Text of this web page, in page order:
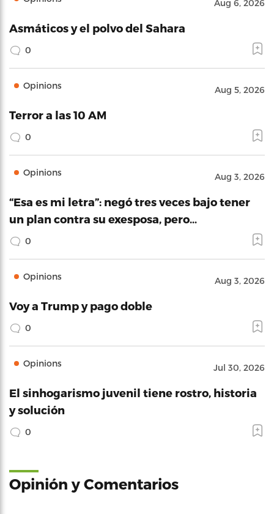
Aug 6, 2026
Asmáticos y el polvo del Sahara
0
Opinions Aug 5, 2026
Terror a las 10 AM
0
Opinions Aug 3, 2026
“Esa es mi letra”: negó tres veces bajo tener
un plan contra su exesposa, pero…
0
Opinions Aug 3, 2026
Voy a Trump y pago doble
0
Opinions Jul 30, 2026
El sinhogarismo juvenil tiene rostro, historia
y solución
0
Opinión y Comentarios